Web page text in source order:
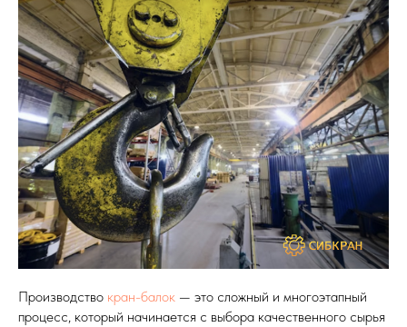
Производство кран-балок — это сложный и многоэтапный
процесс, который начинается с выбора качественного сырья